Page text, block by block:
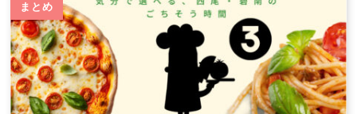
まとめ